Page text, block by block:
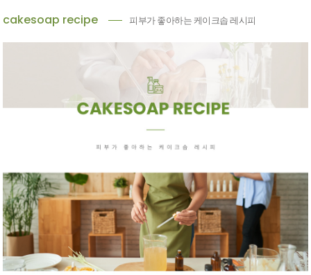
cakesoap recipe 피부가 좋아하는 케이크솝 레시피